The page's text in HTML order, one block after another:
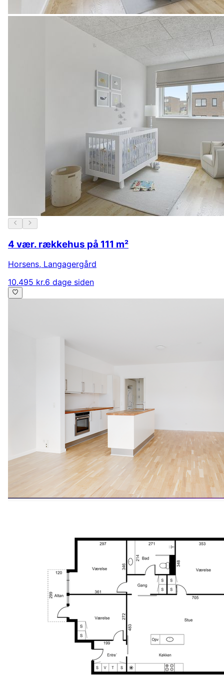
4 vær. rækkehus på 111 m²
Horsens, Langagergård
10.495 kr.6 dage siden